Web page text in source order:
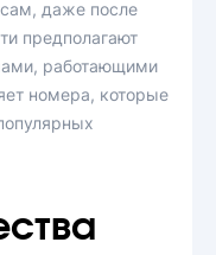
даже после
предполагают
работающими
номера, которые